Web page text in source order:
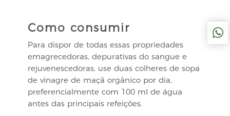
Como consumir
Para dispor de todas essas propriedades
emagrecedoras, depurativas do sangue e
rejuvenescedoras, use duas colheres de sopa
de vinagre de maçã orgânico por dia,
preferencialmente com 100 ml de água
antes das principais refeições.